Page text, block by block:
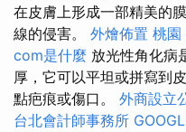
在皮膚上形成一部精美的
線的侵害。 外燴佈置 桃園
com是什麼 放光性角化病
厚，它可以平坦或拼寫到
點疤痕或傷口。 外商設立
台北會計師事務所